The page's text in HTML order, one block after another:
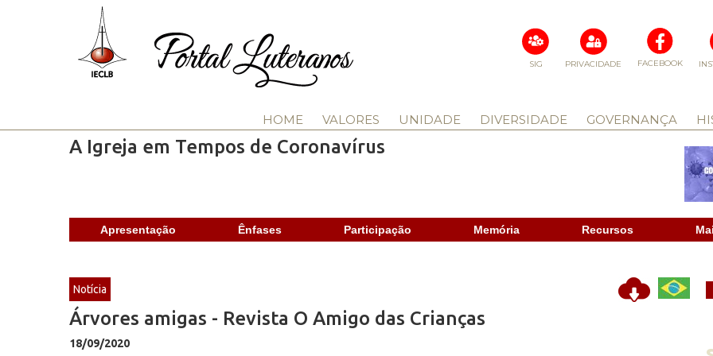
FACEBOOK
PRIVACIDADE
SIG
HOME VALORES UNIDADE DIVERSIDADE GOVERNANÇA
A Igreja em Tempos de Coronavírus
Apresentação Ênfases Participação Memória Recursos
Notícia
Árvores amigas - Revista O Amigo das Crianças
18/09/2020